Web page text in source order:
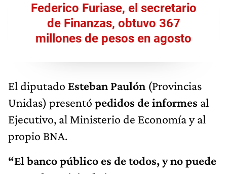
Federico Furiase, el secretario
de Finanzas, obtuvo 367
millones de pesos en agosto
El diputado Esteban Paulón (Provincias
Unidas) presentó pedidos de informes al
Ejecutivo, al Ministerio de Economía y al
propio BNA.
“El banco público es de todos, y no puede